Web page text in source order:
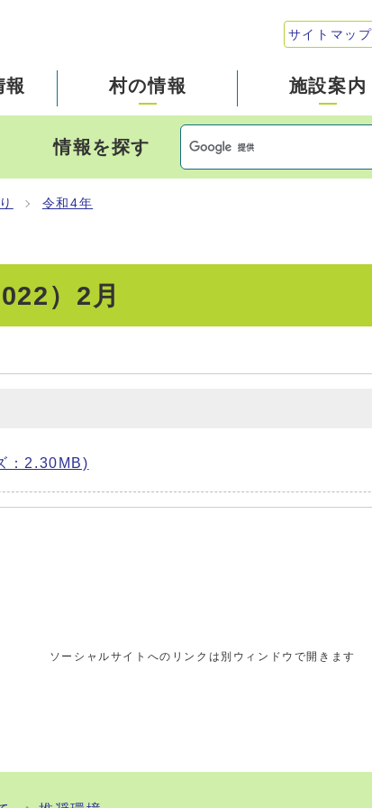
サイトマップ
報 村の情報 施設案内
情報を探す
令和4年
）2月
：2.30MB)
ソーシャルサイトへのリンクは別ウィンドウで開きます